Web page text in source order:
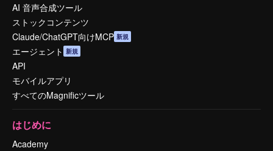
AI 音声合成ツール
ストックコンテンツ
Claude/ChatGPT向けMCP 新規
エージェント 新規
API
モバイルアプリ
すべてのMagnificツール
はじめに
Academy